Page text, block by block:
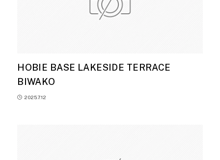
HOBIE BASE LAKESIDE TERRACE
BIWAKO
2025.7.12